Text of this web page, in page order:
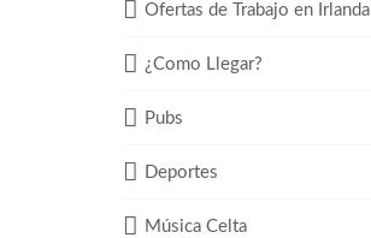
Ofertas de Trabajo en Irlanda
¿Como Llegar?
Pubs
Deportes
Música Celta